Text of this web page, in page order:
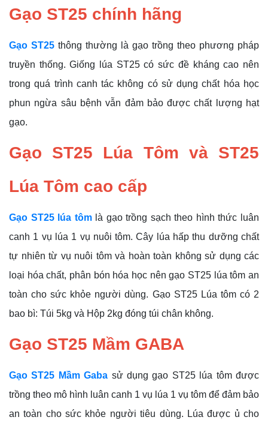
Gạo ST25 chính hãng
Gạo ST25 thông thường là gạo trồng theo phương pháp
truyền thống. Giống lúa ST25 có sức đề kháng cao nên
trong quá trình canh tác không có sử dụng chất hóa học
phun ngừa sâu bệnh vẫn đảm bảo được chất lượng hạt
gạo.
Gạo ST25 Lúa Tôm và ST25
Lúa Tôm cao cấp
Gạo ST25 lúa tômlà gạo trồng sạch theo hình thức luân
canh 1 vụ lúa 1 vụ nuôi tôm. Cây lúa hấp thu dưỡng chất
tự nhiên từ vụ nuôi tôm và hoàn toàn không sử dụng các
loại hóa chất, phân bón hóa học nên gạo ST25 lúa tôm an
toàn cho sức khỏe người dùng. Gạo ST25 Lúa tôm có 2
bao bì: Túi 5kg và Hộp 2kg đóng túi chân không.
Gạo ST25 Mầm GABA
Gạo ST25 Mầm Gaba sử dụng gạo ST25 lúa tôm được
trồng theo mô hình luân canh 1 vụ lúa 1 vụ tôm để đảm bảo
an toàn cho sức khỏe người tiêu dùng. Lúa được ủ cho